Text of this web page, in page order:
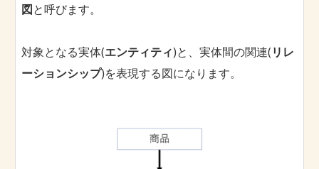
図と呼びます。
対象となる実体(エンティティ)と、実体間の関連(リレ
ーションシップ)を表現する図になります。